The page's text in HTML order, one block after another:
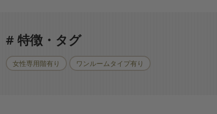
# 特徴・タグ
女性専用階有り ワンルームタイプ有り